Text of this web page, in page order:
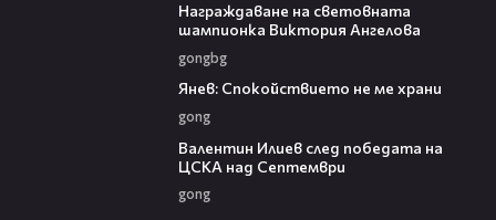
Награждаване на световната
шампионка Виктория Ангелова
gongbg
Янев: Спокойствието не ме храни
gong
Валентин Илиев след победата на
ЦСКА над Септември
gong